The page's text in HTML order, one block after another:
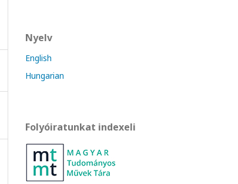
Nyelv
English
Hungarian
Folyóiratunkat indexeli